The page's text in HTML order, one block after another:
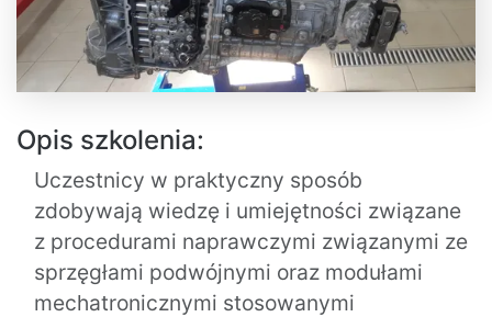
Opis szkolenia:
Uczestnicy w praktyczny sposób
zdobywają wiedzę i umiejętności związane
z procedurami naprawczymi związanymi ze
sprzęgłami podwójnymi oraz modułami
mechatronicznymi stosowanymi